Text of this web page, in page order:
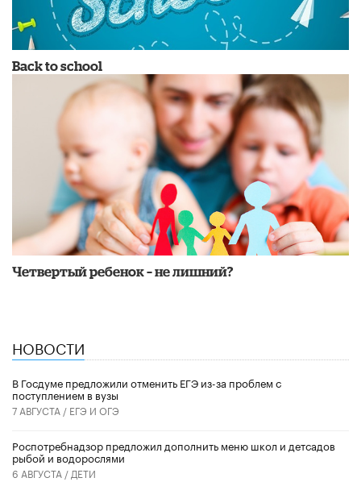
Back to school
Четвертый ребенок – не лишний?
НОВОСТИ
В Госдуме предложили отменить ЕГЭ из-за проблем с
поступлением в вузы
7 АВГУСТА / ЕГЭ И ОГЭ
Роспотребнадзор предложил дополнить меню школ и детсадов
рыбой и водорослями
6 АВГУСТА / ДЕТИ